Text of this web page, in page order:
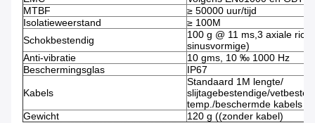
MTBF
≥ 50000 uur/tijd
Isolatieweerstand
≥ 100M
Schokbestendig
100 g @ 11 ms,3 axiale
sinusvormige)
Anti-vibratie
10 gms, 10 ‰ 1000 Hz
Beschermingsglas
IP67
Kabels
Standaard 1M lengte/
slijtagebestendige/
temp./beschermde kabels
Gewicht
120 g ((zonder kabel)